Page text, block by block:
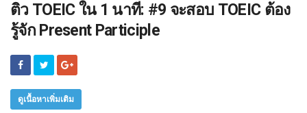
ติว TOEIC ใน 1 นาที: #9 จะสอบ TOEIC ต้อง
รู้จัก Present Participle
ดูเนื้อหาเพิ่มเติม